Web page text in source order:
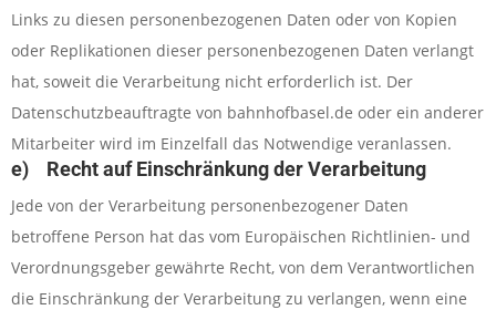
Links zu diesen personenbezogenen Daten oder von Kopien
oder Replikationen dieser personenbezogenen Daten verlangt
hat, soweit die Verarbeitung nicht erforderlich ist. Der
Datenschutzbeauftragte von bahnhofbasel.de oder ein anderer
Mitarbeiter wird im Einzelfall das Notwendige veranlassen.
e) Recht auf Einschränkung der Verarbeitung
Jede von der Verarbeitung personenbezogener Daten
betroffene Person hat das vom Europäischen Richtlinien- und
Verordnungsgeber gewährte Recht, von dem Verantwortlichen
die Einschränkung der Verarbeitung zu verlangen, wenn eine